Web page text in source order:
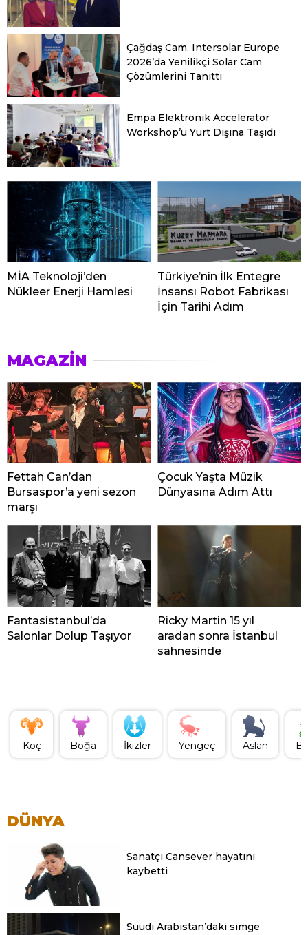
Çağdaş Cam, Intersolar Europe
2026’da Yenilikçi Solar Cam
Çözümlerini Tanıttı
Empa Elektronik Accelerator
Workshop’u Yurt Dışına Taşıdı
MİA Teknoloji’den
Nükleer Enerji Hamlesi
Türkiye’nin İlk Entegre
İnsansı Robot Fabrikası
İçin Tarihi Adım
MAGAZİN
Fettah Can’dan
Bursaspor’a yeni sezon
marşı
Çocuk Yaşta Müzik
Dünyasına Adım Attı
Fantasistanbul’da
Salonlar Dolup Taşıyor
Ricky Martin 15 yıl
aradan sonra İstanbul
sahnesinde
Koç Boğa İkizler Yengeç Aslan
DÜNYA
Sanatçı Cansever hayatını
kaybetti
Suudi Arabistan’daki simge